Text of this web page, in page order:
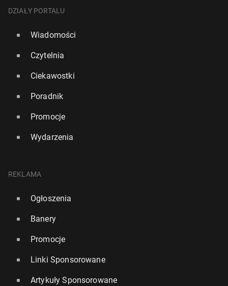
Leo Express uru­cho­mi po­łą­cze­nie z Prze­my­śla do
Anglia: Burnham obniży ceny mak­sy­mal­ne na bilety
au­to­bu­so­we
22 lipca, 14:00
DZIAŁY PORTALU
Wiadomości
Czytelnia
Ciekawostki
Poradnik
Promocje
Wydarzenia
REKLAMA
Ogłoszenia
Banery
Promocje
Linki Sponsorowane
Artykuły Sponsorowane